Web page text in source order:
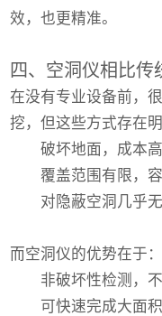
效，也更精准。
四、空洞仪相比传
在没有专业设备前，
挖，但这些方式存在明
破坏地面，成本高
覆盖范围有限，
对隐蔽空洞几乎
而空洞仪的优势在于：
非破坏性检测，
可快速完成大面